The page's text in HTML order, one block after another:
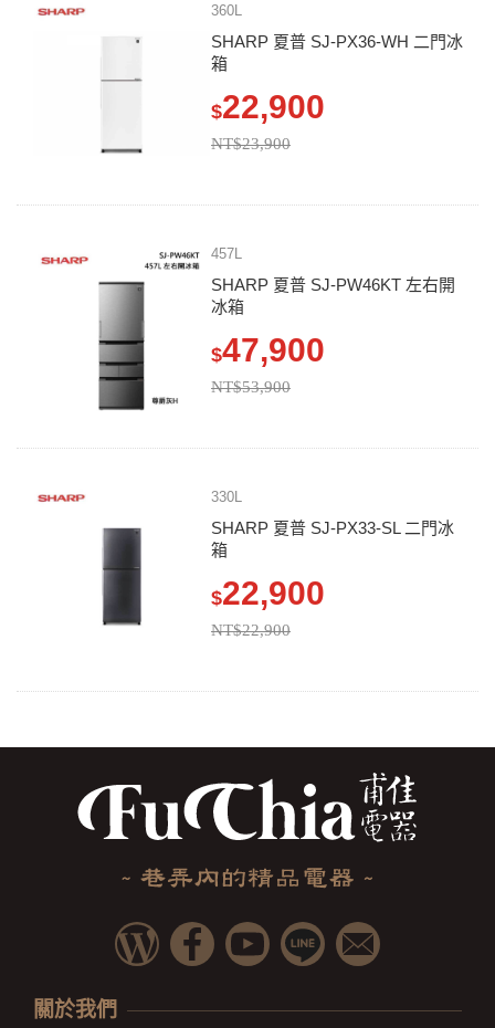
360L
SHARP 夏普 SJ-PX36-WH 二門冰
箱
$22,900
NT$23,900
457L
SHARP 夏普 SJ-PW46KT 左右開
冰箱
$47,900
NT$53,900
330L
SHARP 夏普 SJ-PX33-SL 二門冰
箱
$22,900
NT$22,900
關於我們